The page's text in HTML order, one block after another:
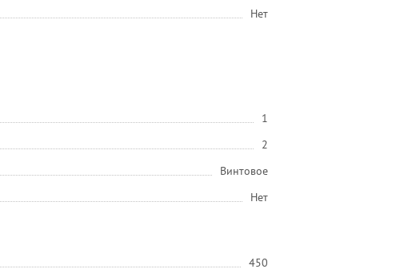
Нет
1
2
Винтовое
Нет
450